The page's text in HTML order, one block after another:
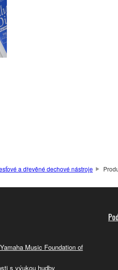
a dřevěné dechové nástroje
Music Foundation of
s výukou hudby